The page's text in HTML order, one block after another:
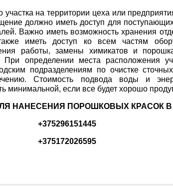
участка на территории цеха или
должно иметь доступ для
Важно иметь возможность хранения
иметь доступ ко всем частям
работы, замены химикатов и
определении места расположения
подразделениям по очистке
Стоимость подвода воды и
минимальной, если все будет хорошо
НАНЕСЕНИЯ ПОРОШКОВЫХ КРАСОК
+375296151445
+375172026595